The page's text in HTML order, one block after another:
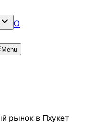
О
Menu
рынок в Пхукет